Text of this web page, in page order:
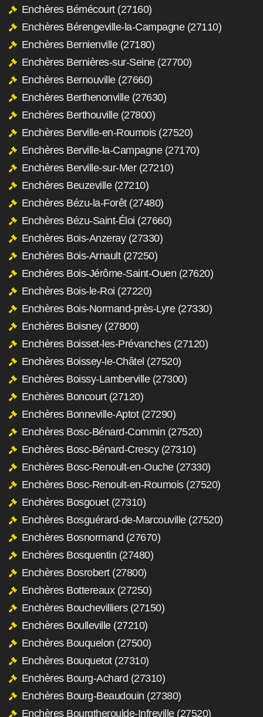
Enchères Bémécourt (27160)
Enchères Bérengeville-la-Campagne (27110)
Enchères Bernienville (27180)
Enchères Bernières-sur-Seine (27700)
Enchères Bernouville (27660)
Enchères Berthenonville (27630)
Enchères Berthouville (27800)
Enchères Berville-en-Roumois (27520)
Enchères Berville-la-Campagne (27170)
Enchères Berville-sur-Mer (27210)
Enchères Beuzeville (27210)
Enchères Bézu-la-Forêt (27480)
Enchères Bézu-Saint-Éloi (27660)
Enchères Bois-Anzeray (27330)
Enchères Bois-Arnault (27250)
Enchères Bois-Jérôme-Saint-Ouen (27620)
Enchères Bois-le-Roi (27220)
Enchères Bois-Normand-près-Lyre (27330)
Enchères Boisney (27800)
Enchères Boisset-les-Prévanches (27120)
Enchères Boissey-le-Châtel (27520)
Enchères Boissy-Lamberville (27300)
Enchères Boncourt (27120)
Enchères Bonneville-Aptot (27290)
Enchères Bosc-Bénard-Commin (27520)
Enchères Bosc-Bénard-Crescy (27310)
Enchères Bosc-Renoult-en-Ouche (27330)
Enchères Bosc-Renoult-en-Roumois (27520)
Enchères Bosgouet (27310)
Enchères Bosguérard-de-Marcouville (27520)
Enchères Bosnormand (27670)
Enchères Bosquentin (27480)
Enchères Bosrobert (27800)
Enchères Bottereaux (27250)
Enchères Bouchevilliers (27150)
Enchères Boulleville (27210)
Enchères Bouquelon (27500)
Enchères Bouquetot (27310)
Enchères Bourg-Achard (27310)
Enchères Bourg-Beaudouin (27380)
Enchères Bourgtheroulde-Infreville (27520)